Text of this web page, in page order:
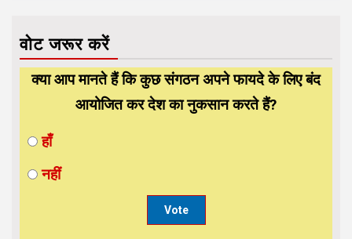
वोट जरूर करें
क्या आप मानते हैं कि कुछ संगठन अपने फायदे के लिए बंद
आयोजित कर देश का नुकसान करते हैं?
हाँ
नहीं